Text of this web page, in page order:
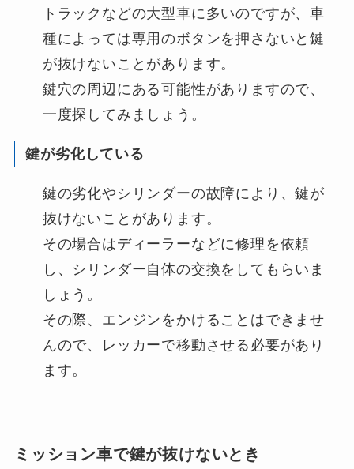
トラックなどの大型車に多いのですが、車
種によっては専用のボタンを押さないと鍵
が抜けないことがあります。
鍵穴の周辺にある可能性がありますので、
一度探してみましょう。
鍵が劣化している
鍵の劣化やシリンダーの故障により、鍵が
抜けないことがあります。
その場合はディーラーなどに修理を依頼
し、シリンダー自体の交換をしてもらいま
しょう。
その際、エンジンをかけることはできませ
んので、レッカーで移動させる必要があり
ます。
ミッション車で鍵が抜けないとき